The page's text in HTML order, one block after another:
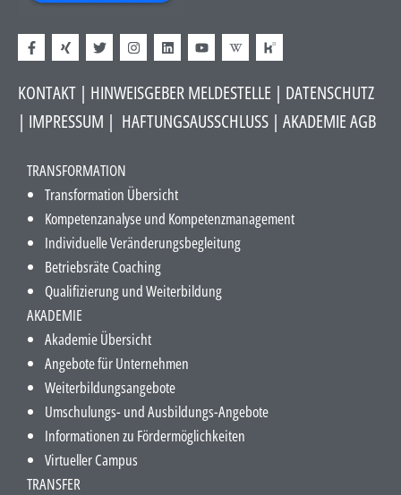
KONTAKT | HINWEISGEBER MELDESTELLE | DATENSCHUTZ
| IMPRESSUM | HAFTUNGSAUSSCHLUSS​ | AKADEMIE AGB
TRANSFORMATION
Transformation Übersicht
Kompetenzanalyse und Kompetenzmanagement
Individuelle Veränderungsbegleitung
Betriebsräte Coaching
Qualifizierung und Weiterbildung
AKADEMIE
Akademie Übersicht
Angebote für Unternehmen
Weiterbildungsangebote
Umschulungs- und Ausbildungs-Angebote
Informationen zu Fördermöglichkeiten
Virtueller Campus
TRANSFER